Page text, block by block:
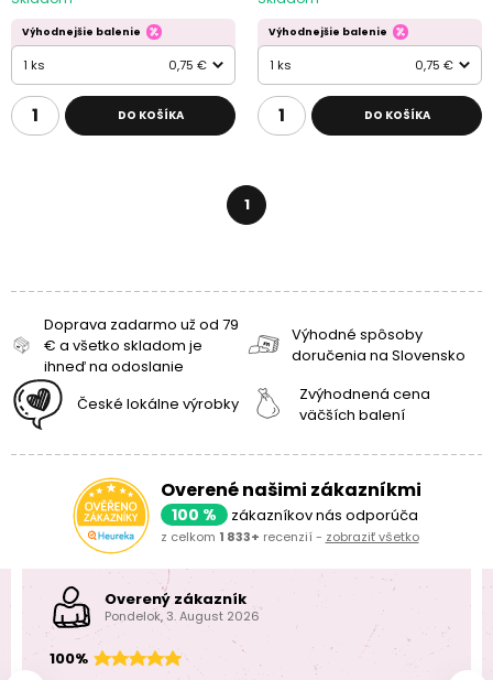
Výhodnejšie balenie
1 ks 0,75 €
DO KOŠÍKA
Výhodnejšie balenie
1 ks 0,75 €
DO KOŠÍKA
1
Doprava zadarmo už od 79
€ a všetko skladom je
ihneď na odoslanie
Výhodné spôsoby
doručenia na Slovensko
České lokálne výrobky
Zvýhodnená cena
väčších balení
Overené našimi zákazníkmi
100 % zákazníkov nás odporúča
z celkom 1 833+ recenzií - zobraziť všetko
Overený zákazník
Pondelok, 3. August 2026
100%